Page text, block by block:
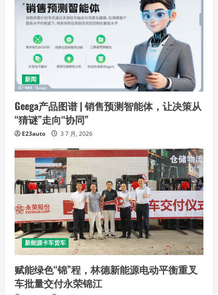
新闻
Geega产品图谱 | 销售预测智能体，让决策从
“猜谜”走向“协同”
E23auto 3 7 月, 2026
新能源卡车货车
赋能绿色“锦”程，林德新能源电动平衡重叉
车批量交付永荣锦江